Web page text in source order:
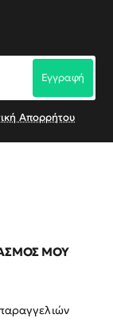
Εγγραφή
Απορρήτου
ΜΟΥ